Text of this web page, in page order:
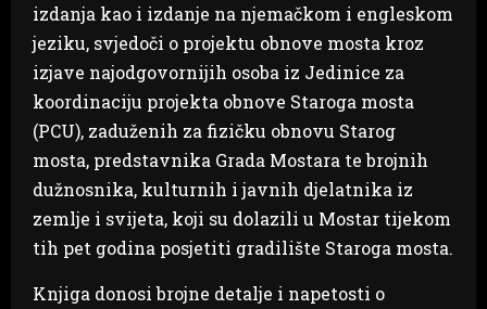
izdanja kao i izdanje na njemačkom i engleskom
jeziku, svjedoči o projektu obnove mosta kroz
izjave najodgovornijih osoba iz Jedinice za
koordinaciju projekta obnove Staroga mosta
(PCU), zaduženih za fizičku obnovu Starog
mosta, predstavnika Grada Mostara te brojnih
dužnosnika, kulturnih i javnih djelatnika iz
zemlje i svijeta, koji su dolazili u Mostar tijekom
tih pet godina posjetiti gradilište Staroga mosta.
Knjiga donosi brojne detalje i napetosti o